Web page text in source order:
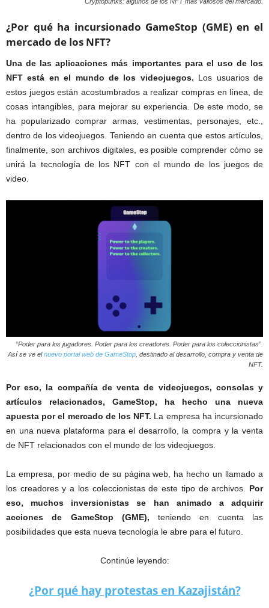
Cryptopunks: algunos de los NFT más valiosos del mercado.
¿Por qué ha incursionado GameStop (GME) en el
mercado de los NFT?
Una de las aplicaciones más importantes para el uso de los
NFT está en el mundo de los videojuegos. Los usuarios de
estos juegos están acostumbrados a realizar compras en línea, de
cosas intangibles, para mejorar su experiencia. De este modo, se
ha popularizado comprar armas, vestimentas, personajes, etc.,
dentro de los videojuegos. Teniendo en cuenta que estos artículos,
finalmente, son archivos digitales, es posible comprender cómo se
unirá la tecnología de los NFT con el mundo de los juegos de
video.
“Poder para los jugadores. Poder para los creadores. Poder para los coleccionistas”.
Así se ve elnuevo portal web de GameStop , destinado al desarrollo, compra y venta de
NFT.
Por eso, la compañía de venta de videojuegos, consolas y
artículos relacionados, GameStop, ha hecho una nueva
apuesta por el mercado de los NFT. La empresa ha incursionado
en una nueva plataforma para el desarrollo, la compra y la venta
de NFT relacionados con el mundo de los videojuegos.
La empresa, por medio de su página web, ha hecho un llamado a
los creadores y a los coleccionistas de este tipo de archivos. Por
eso, muchos inversionistas se han animado a adquirir
acciones de GameStop (GME), teniendo en cuenta las
posibilidades que esta nueva tecnología le abre para el futuro.
Continúe leyendo:
¿Por qué hay protestas en Kazajistán?